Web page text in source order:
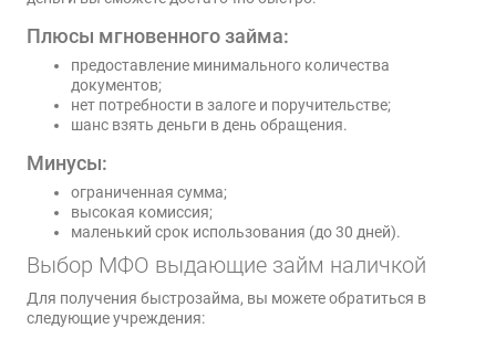
Плюсы мгновенного займа:
предоставление минимального количества
документов;
нет потребности в залоге и поручительстве;
шанс взять деньги в день обращения.
Минусы:
ограниченная сумма;
высокая комиссия;
маленький срок использования (до 30 дней).
Выбор МФО выдающие займ наличкой
Для получения быстрозайма, вы можете обратиться в
следующие учреждения: